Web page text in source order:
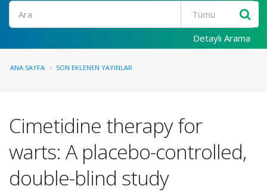
Ara
Detaylı Arama
ANA SAYFA SON EKLENEN YAYINLAR
Cimetidine therapy for
warts: A placebo-controlled,
double-blind study